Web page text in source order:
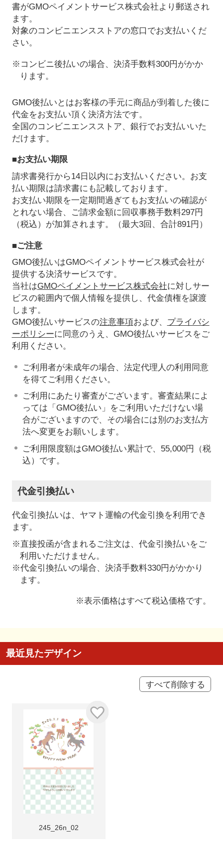
書がGMOペイメントサービス株式会社より郵送され
ます。
対象のコンビニエンスストアの窓口でお支払いくだ
さい。
※コンビニ後払いの場合、決済手数料300円がかか
ります。
GMO後払いとはお客様の手元に商品が到着した後に
代金をお支払い頂く決済方法です。
全国のコンビニエンスストア、銀行でお支払いいた
だけます。
■お支払い期限
請求書発行から14日以内にお支払いください。お支
払い期限は請求書にも記載しております。
お支払い期限を一定期間過ぎてもお支払いの確認が
とれない場合、ご請求金額に回収事務手数料297円
（税込）が加算されます。（最大3回、合計891円）
■ご注意
GMO後払いはGMOペイメントサービス株式会社が
提供する決済サービスです。
当社はGMOペイメントサービス株式会社に対しサー
ビスの範囲内で個人情報を提供し、代金債権を譲渡
します。
GMO後払いサービスの注意事項および、 プライバシ
ーポリシーに同意のうえ、GMO後払いサービスをご
利用ください。
ご利用者が未成年の場合、法定代理人の利用同意
を得てご利用ください。
ご利用にあたり審査がございます。審査結果によ
っては「GMO後払い」をご利用いただけない場
合がございますので、その場合には別のお支払方
法へ変更をお願いします。
ご利用限度額はGMO後払い累計で、55,000円（税
込）です。
代金引換払い
代金引換払いは、ヤマト運輸の代金引換を利用でき
ます。
※直接投函が含まれるご注文は、代金引換払いをご
利用いただけません。
※代金引換払いの場合、決済手数料330円がかかり
ます。
※表示価格はすべて税込価格です。
最近見たデザイン
すべて削除する
245_26n_02